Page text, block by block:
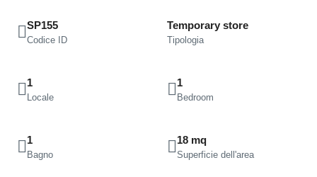
SP155
Codice ID
Temporary store
Tipologia
1
Locale
1
Bedroom
1
Bagno
18 mq
Superficie dell'area